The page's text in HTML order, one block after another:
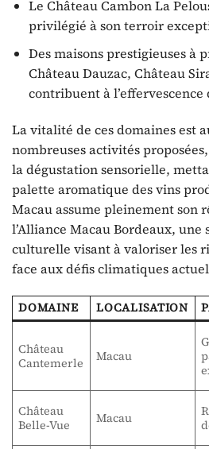
Le Château Cambon La
privilégié à son terroir
Des maisons prestigieuses à
Château Dauzac, Château
contribuent à l’effervescence
La vitalité de ces domaines est
nombreuses activités
la dégustation sensorielle,
palette aromatique des vins
Macau assume pleinement son
l’Alliance Macau Bordeaux,
culturelle visant à valoriser les
face aux défis climatiques
DOMAINE LOCALISATION
Château
Cantemerle
Macau
Château
Belle-Vue
Macau